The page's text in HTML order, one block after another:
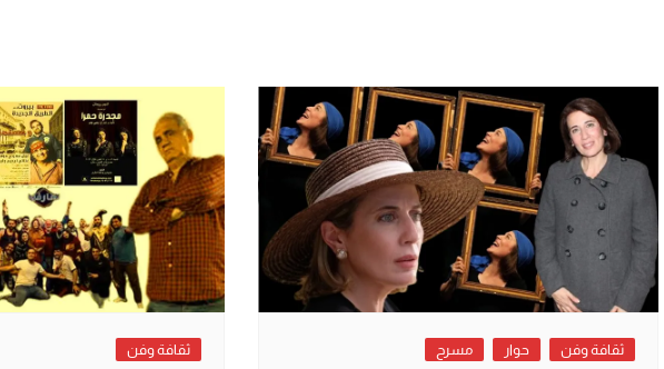
ثقافة وفن حوار مسرح ثقافة وفن